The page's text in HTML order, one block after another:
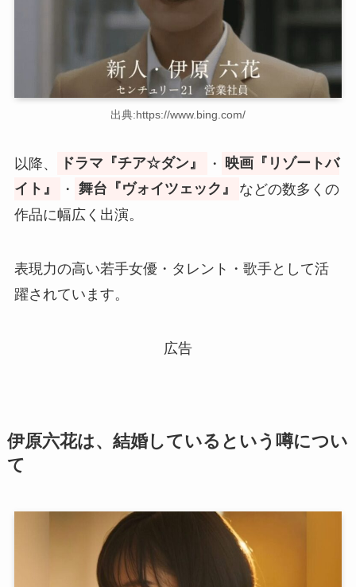
出典:https://www.bing.com/
以降、 ドラマ『チア☆ダン』 ・ 映画『リゾートバ
イト』
・ 舞台『ヴォイツェック』
などの数多くの
作品に幅広く出演。
表現力の高い若手女優・タレント・歌手として活
躍されています。
広告
伊原六花は、結婚しているという噂につい
て